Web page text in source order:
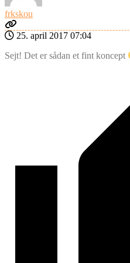
frkskou
25. april 2017 07:04
Sejt! Det er sådan et fint koncept